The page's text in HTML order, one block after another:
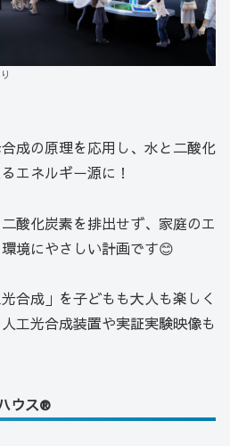
成の原理を応用し、水と二酸化
エネルギー源に！
酸化炭素を排出せず、家庭のエ
境にやさしい計画です😊
合成」を子どもも大人も楽しく
工光合成装置や実証実験映像も
ウス®